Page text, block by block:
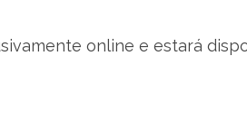
online e estará